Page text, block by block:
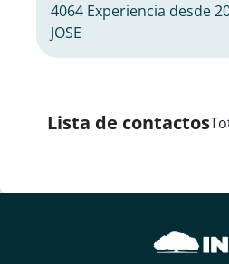
4064 Experiencia desde
JOSE
Lista de contactos